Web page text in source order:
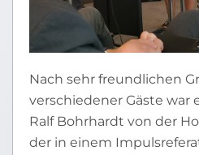
Nach sehr freundlichen
verschiedener Gäste war
Ralf Bohrhardt von der
der in einem